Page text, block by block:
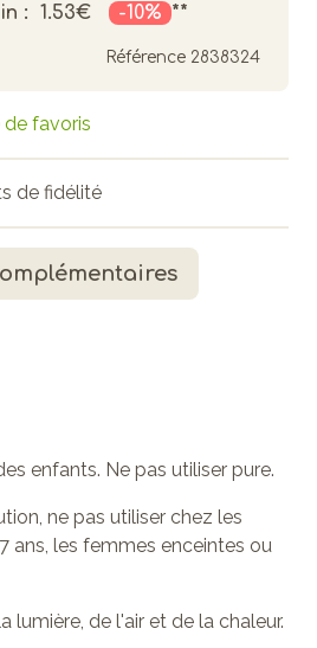
: 1.53€ -10% **
Référence 2838324
favoris
de fidélité
enfants. Ne pas utiliser pure.
ne pas utiliser chez les
ans, les femmes enceintes ou
lumière, de l'air et de la chaleur.